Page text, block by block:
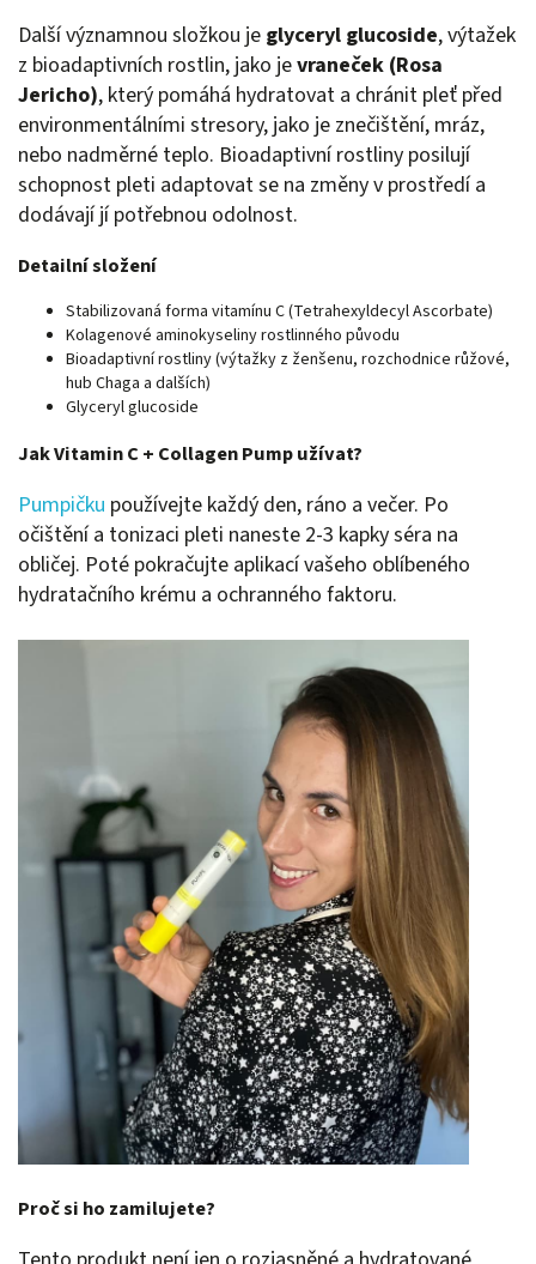
Další významnou složkou je glyceryl glucoside, výtažek
z bioadaptivních rostlin, jako jevraneček (Rosa
Jericho), který pomáhá hydratovat a chránit pleť před
environmentálními stresory, jako je znečištění, mráz,
nebo nadměrné teplo. Bioadaptivní rostliny posilují
schopnost pleti adaptovat se na změny v prostředí a
dodávají jí potřebnou odolnost.
Detailní složení
Stabilizovaná forma vitamínu C (Tetrahexyldecyl Ascorbate)
Kolagenové aminokyseliny rostlinného původu
Bioadaptivní rostliny (výtažky z ženšenu, rozchodnice růžové,
hub Chaga a dalších)
Glyceryl glucoside
Jak Vitamin C + Collagen Pump užívat?
Pumpičku používejte každý den, ráno a večer. Po
očištění a tonizaci pleti naneste 2-3 kapky séra na
obličej. Poté pokračujte aplikací vašeho oblíbeného
hydratačního krému a ochranného faktoru.
Proč si ho zamilujete?